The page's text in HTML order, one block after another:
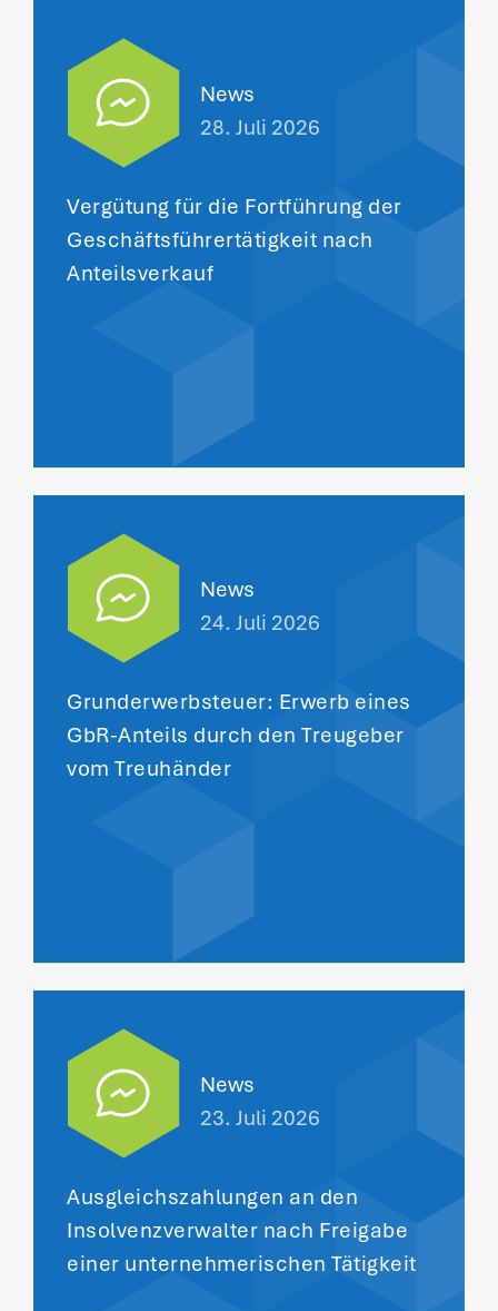
News
28. Juli 2026
Vergütung für die Fortführung der
Geschäftsführertätigkeit nach
Anteilsverkauf
News
24. Juli 2026
Grunderwerbsteuer: Erwerb eines
GbR-Anteils durch den Treugeber
vom Treuhänder
News
23. Juli 2026
Ausgleichszahlungen an den
Insolvenzverwalter nach Freigabe
einer unternehmerischen Tätigkeit